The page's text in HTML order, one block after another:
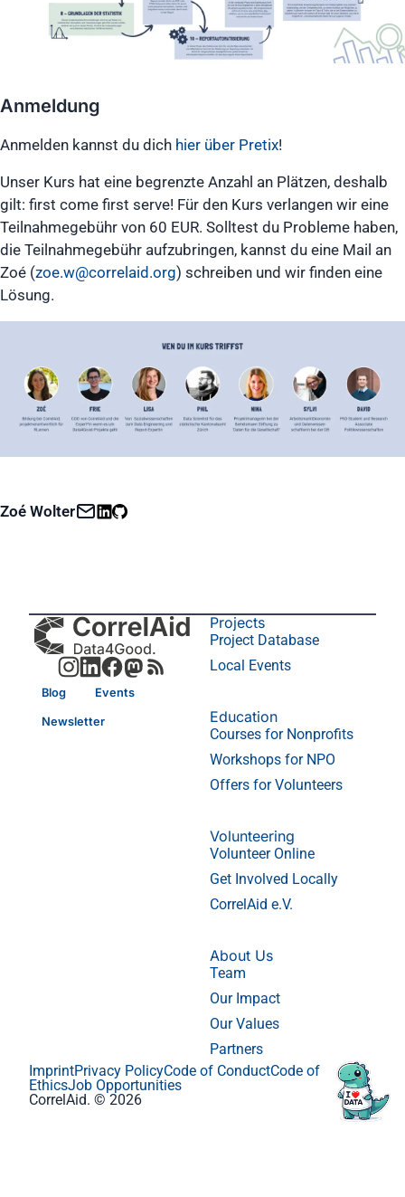
Anmeldung
Anmelden kannst du dich hier über Pretix!
Unser Kurs hat eine begrenzte Anzahl an Plätzen, deshalb
gilt: first come first serve! Für den Kurs verlangen wir eine
Teilnahmegebühr von 60 EUR. Solltest du Probleme haben,
die Teilnahmegebühr aufzubringen, kannst du eine Mail an
Zoé (zoe.w@correlaid.org) schreiben und wir finden eine
Lösung.
Zoé Wolter
Blog Events
Newsletter
Projects
Project Database
Local Events
Education
Courses for Nonprofits
Workshops for NPO
Offers for Volunteers
Volunteering
Volunteer Online
Get Involved Locally
CorrelAid e.V.
About Us
Team
Our Impact
Our Values
Partners
CorrelAid. © 2026
ImprintPrivacy PolicyCode of ConductCode of
EthicsJob Opportunities